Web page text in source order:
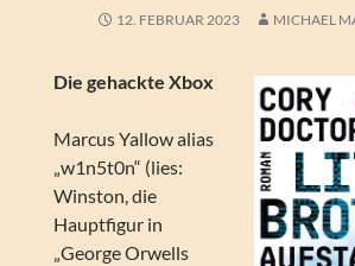
12. FEBRUAR 2023 MICHAEL
Die gehackte Xbox
Marcus Yallow alias
„w1n5t0n“ (lies:
Winston, die
Hauptfigur in
„George Orwells